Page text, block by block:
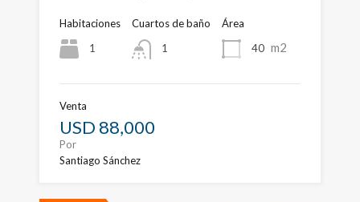
Habitaciones
1
Cuartos de baño
1
Área
40 m2
Venta
USD 88,000
Por
Santiago Sánchez